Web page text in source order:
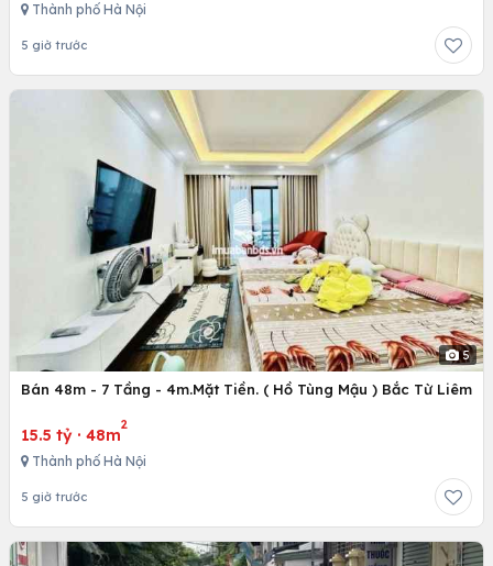
Thành phố Hà Nội
5 giờ trước
5
Bán 48m - 7 Tầng - 4m.Mặt Tiền. ( Hồ Tùng Mậu ) Bắc Từ Liêm
15.5 tỷ · 48m
2
Thành phố Hà Nội
5 giờ trước